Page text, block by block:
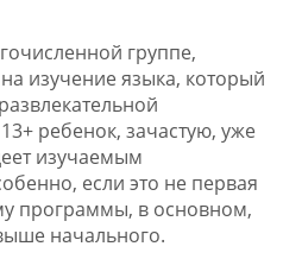
группе,
изучение языка, который
ребенок, зачастую, уже
изучаемым
если это не первая
программы, в основном,
начального.